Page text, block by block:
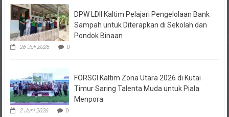
DPW LDII Kaltim Pelajari Pengelolaan Bank
Sampah untuk Diterapkan di Sekolah dan
Pondok Binaan
26 Juli 2026 0
FORSGI Kaltim Zona Utara 2026 di Kutai
Timur Saring Talenta Muda untuk Piala
Menpora
2 Juni 2026 0